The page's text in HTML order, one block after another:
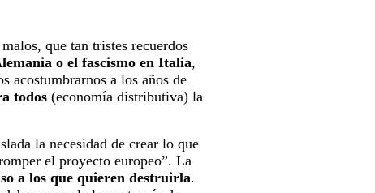
que tan tristes recuerdos
o el fascismo en Italia,
acostumbrarnos a los años de
todos (economía distributiva) la
la necesidad de crear lo que
el proyecto europeo”. La
a los que quieren destruirla.